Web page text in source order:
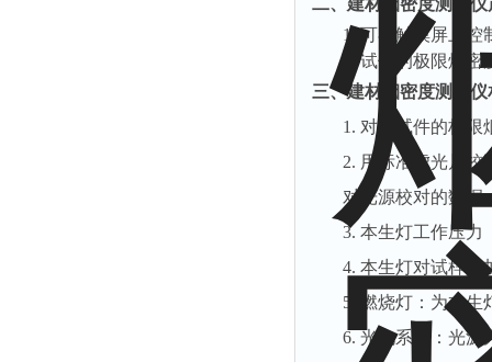
二、建材烟密度测定
1.可在触摸屏上控
2.试件的极限烟密
三、建材烟密度测定
1. 对于试件的极限
2. 用标准虑光片校
对光源校对的数据
3. 本生灯工作压力
4. 本生灯对试样施
5.
燃烧灯：为本生
6. 光电系统：光源